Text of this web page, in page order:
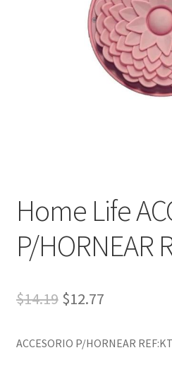
Home Life
P/HORNEAR
$14.19 $12.77
ACCESORIO P/HORNEAR